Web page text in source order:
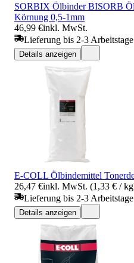
SORBIX Ölbinder BISORB
Körnung 0,5-1mm
46,99 €inkl. MwSt.
Lieferung bis 2-3 Arbeitstage
Details anzeigen
E-COLL Ölbindemittel
26,47 €inkl. MwSt. (1,33 € /
Lieferung bis 2-3 Arbeitstage
Details anzeigen